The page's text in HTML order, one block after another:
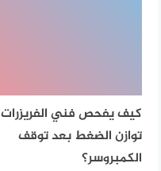
كيف يفحص فني الفريزرات
توازن الضغط بعد توقف
الكمبروسر؟